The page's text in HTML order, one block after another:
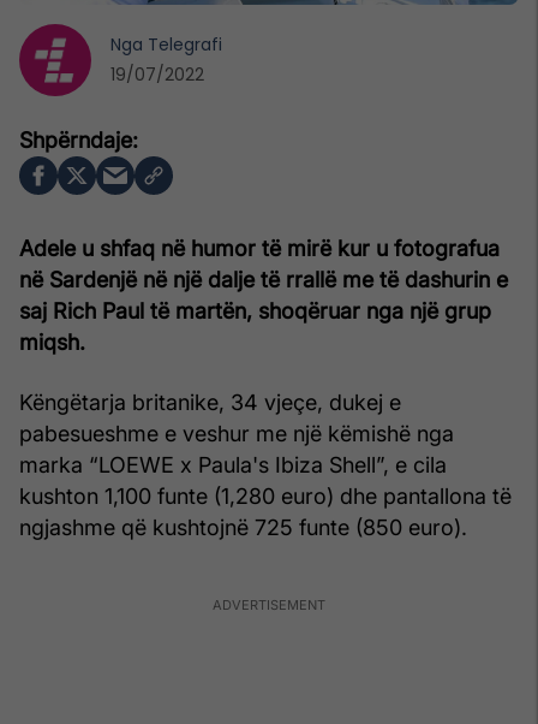
Adele u shfaq në humor të mirë kur u fotografua
në Sardenjë në një dalje të rrallë me të dashurin e
saj Rich Paul të martën, shoqëruar nga një grup
miqsh.
Këngëtarja britanike, 34 vjeçe, dukej e
pabesueshme e veshur me një këmishë nga
marka “LOEWE x Paula's Ibiza Shell”, e cila
kushton 1,100 funte (1,280 euro) dhe pantallona të
ngjashme që kushtojnë 725 funte (850 euro).
Nga Telegrafi
19/07/2022